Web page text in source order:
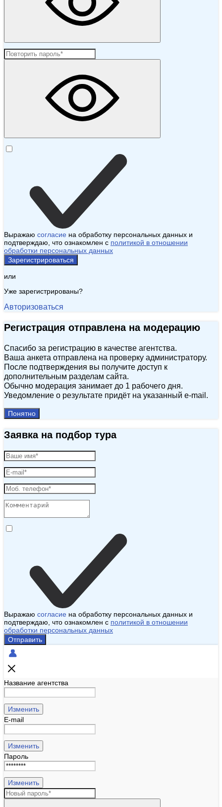
Выражаю согласие на обработку персональных данных и
подтверждаю, что ознакомлен с политикой в отношении
обработки персональных данных
Зарегистрироваться
или
Уже зарегистрированы?
Авторизоваться
Регистрация отправлена на модерацию
Спасибо за регистрацию в качестве агентства.
Ваша анкета отправлена на проверку администратору.
После подтверждения вы получите доступ к
дополнительным разделам сайта.
Обычно модерация занимает до 1 рабочего дня.
Уведомление о результате придёт на указанный e‑mail.
Понятно
Заявка на подбор тура
Выражаю согласие на обработку персональных данных и
подтверждаю, что ознакомлен с политикой в отношении
обработки персональных данных
Отправить
Название агентства
Изменить
E-mail
Изменить
Пароль
Изменить